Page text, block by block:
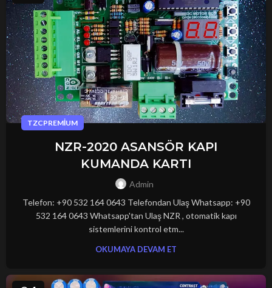
TZCPREMIUM
NZR-2020 ASANSÖR KAPI
KUMANDA KARTI
Admin
Telefon: +90 532 164 0643 Telefondan Ulaş Whatsapp: +90
532 164 0643 Whatsapp'tan Ulaş NZR , otomatik kapı
sistemlerini kontrol etm...
OKUMAYA DEVAM ET